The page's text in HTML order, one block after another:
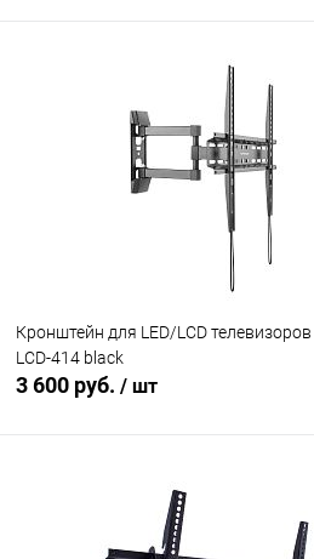
В корзину
В
Кронштейн для LED/LCD
LCD-414 black
3 600 руб. / шт
Сравнение